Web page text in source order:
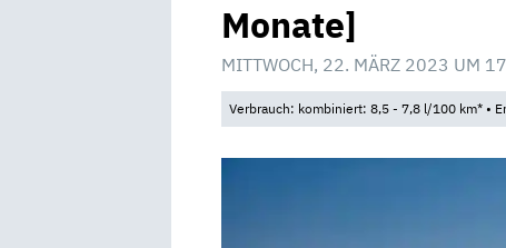
Monate]
MITTWOCH, 22. MÄRZ 2023 UM
Verbrauch: kombiniert: 8,5 - 7,8 l/100 km* •